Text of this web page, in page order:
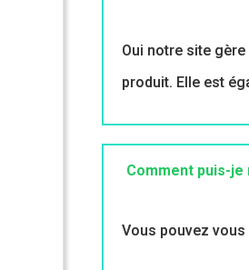
Oui notre site
produit. Elle est
Comment puis-
Vous pouvez